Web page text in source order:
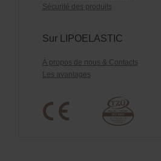
Sécurité des produits
Sur LIPOELASTIC
À propos de nous & Contacts
Les avantages